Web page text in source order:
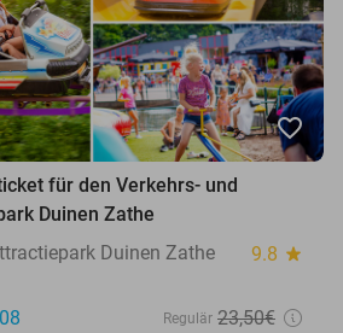
favorite_border
für den Verkehrs- und
Duinen Zathe
Duinen Zathe
9.8 star
Regulär 23,50€